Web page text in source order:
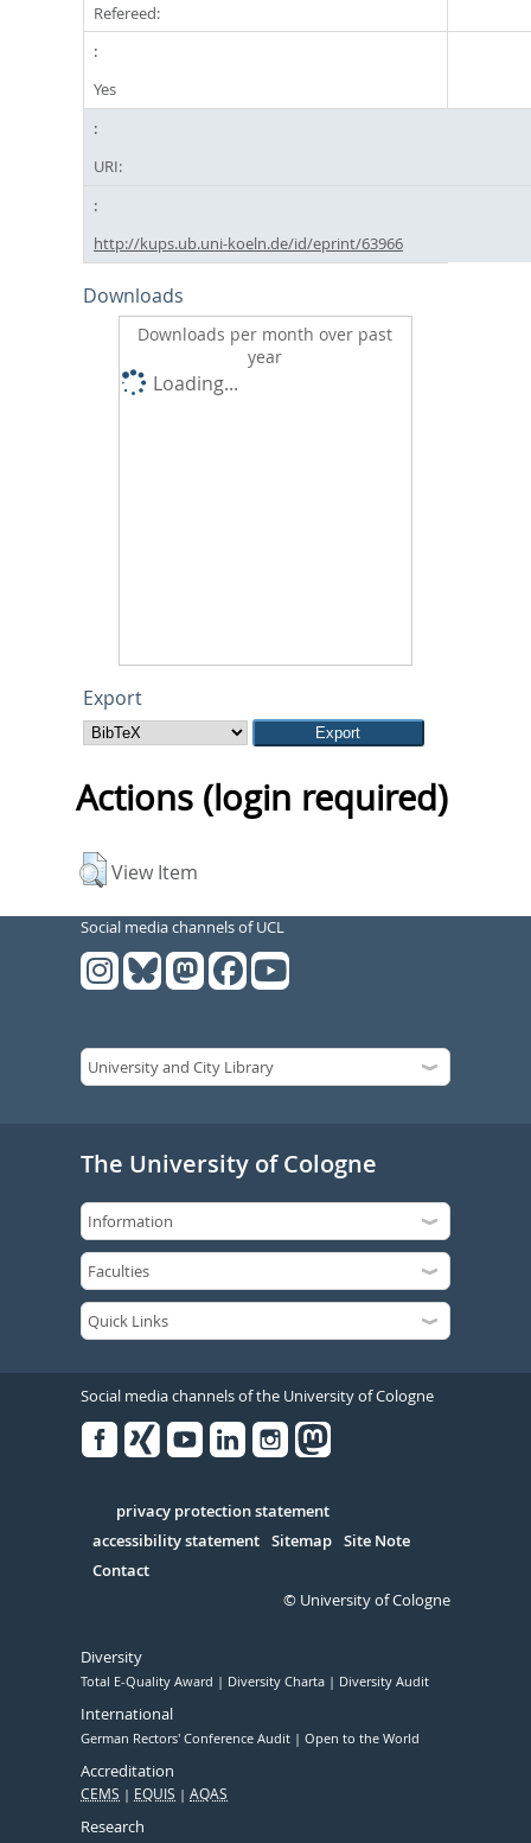
Refereed:
Yes
URI:
http://kups.ub.uni-koeln.de/id/eprint/63966
Downloads
Downloads per month over past
year
Loading...
Export
Actions (login required)
View Item
Social media channels of UCL
The University of Cologne
Social media channels of the University of Cologne
Serivce
privacy protection statement
accessibility statement Sitemap Site Note
Contact
© University of Cologne
Diversity
Total E-Quality Award Diversity Charta Diversity Audit
International
German Rectors' Conference Audit Open to the World
Accreditation
CEMS EQUIS AQAS
Research